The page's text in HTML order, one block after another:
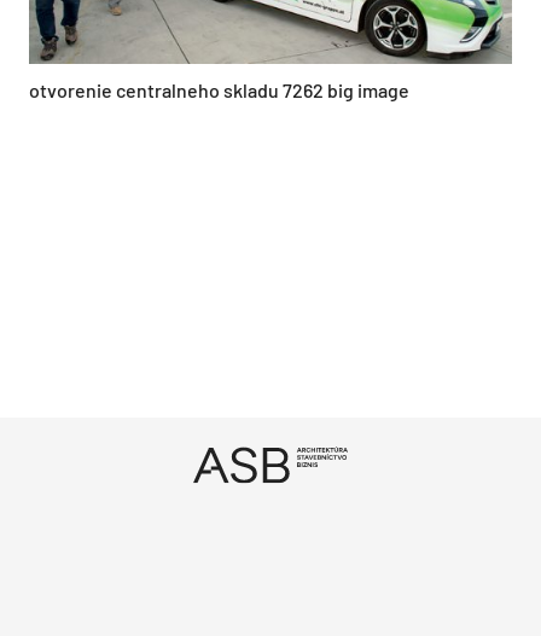
otvorenie centralneho skladu 7262 big image